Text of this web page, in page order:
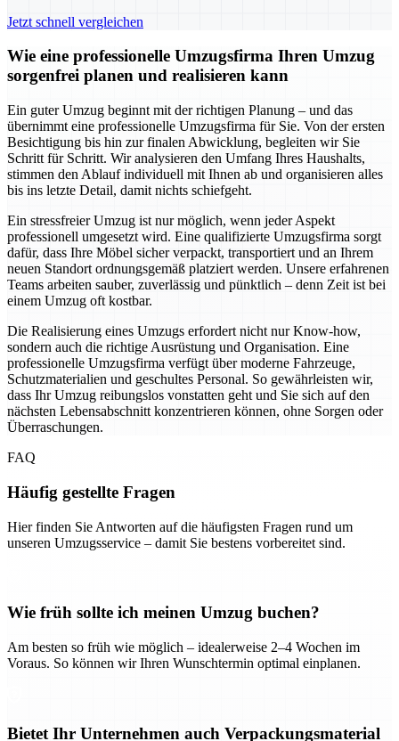
Jetzt schnell vergleichen
Wie eine professionelle Umzugsfirma Ihren Umzug
sorgenfrei planen und realisieren kann
Ein guter Umzug beginnt mit der richtigen Planung – und das
übernimmt eine professionelle Umzugsfirma für Sie. Von der ersten
Besichtigung bis hin zur finalen Abwicklung, begleiten wir Sie
Schritt für Schritt. Wir analysieren den Umfang Ihres Haushalts,
stimmen den Ablauf individuell mit Ihnen ab und organisieren alles
bis ins letzte Detail, damit nichts schiefgeht.
Ein stressfreier Umzug ist nur möglich, wenn jeder Aspekt
professionell umgesetzt wird. Eine qualifizierte Umzugsfirma sorgt
dafür, dass Ihre Möbel sicher verpackt, transportiert und an Ihrem
neuen Standort ordnungsgemäß platziert werden. Unsere erfahrenen
Teams arbeiten sauber, zuverlässig und pünktlich – denn Zeit ist bei
einem Umzug oft kostbar.
Die Realisierung eines Umzugs erfordert nicht nur Know-how,
sondern auch die richtige Ausrüstung und Organisation. Eine
professionelle Umzugsfirma verfügt über moderne Fahrzeuge,
Schutzmaterialien und geschultes Personal. So gewährleisten wir,
dass Ihr Umzug reibungslos vonstatten geht und Sie sich auf den
nächsten Lebensabschnitt konzentrieren können, ohne Sorgen oder
Überraschungen.
FAQ
Häufig gestellte Fragen
Hier finden Sie Antworten auf die häufigsten Fragen rund um
unseren Umzugsservice – damit Sie bestens vorbereitet sind.
Wie früh sollte ich meinen Umzug buchen?
Am besten so früh wie möglich – idealerweise 2–4 Wochen im
Voraus. So können wir Ihren Wunschtermin optimal einplanen.
Bietet Ihr Unternehmen auch Verpackungsmaterial